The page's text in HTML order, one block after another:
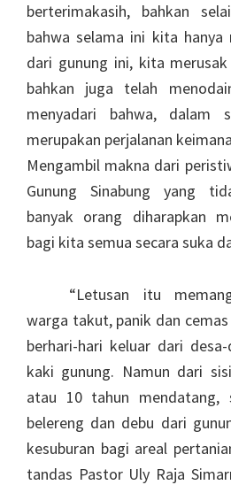
berterimakasih, bahkan
bahwa selama ini kita hanya
dari gunung ini, kita
bahkan juga telah
menyadari bahwa, dalam
merupakan perjalanan
Mengambil makna dari
Gunung Sinabung yang
banyak orang diharapkan
bagi kita semua secara suka
“Letusan itu
warga takut, panik dan
berhari-hari keluar dari
kaki gunung. Namun dari
atau 10 tahun mendatang,
belereng dan debu dari
kesuburan bagi areal
tandas Pastor Uly Raja